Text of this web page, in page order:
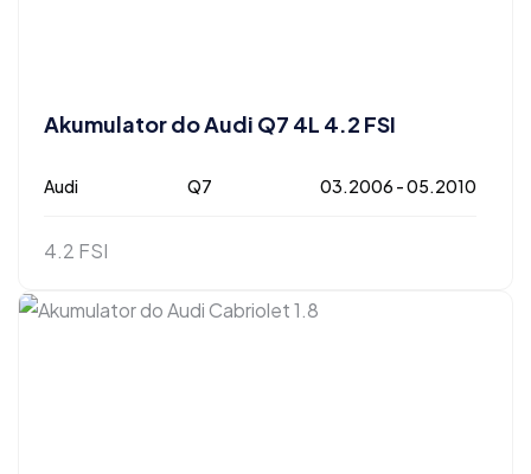
Akumulator do Audi Q7 4L 4.2 FSI
Audi Q7 03.2006 - 05.2010
4.2 FSI